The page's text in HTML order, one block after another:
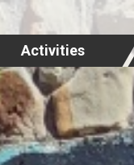
Activities